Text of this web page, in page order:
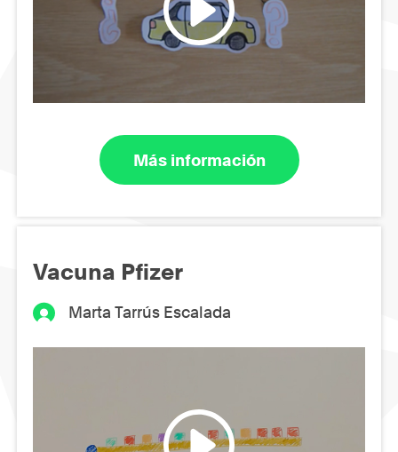
Más información
Vacuna Pfizer
Marta Tarrús Escalada